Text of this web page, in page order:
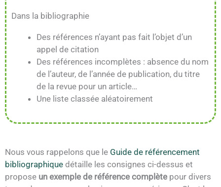
Dans la bibliographie
Des références n’ayant pas fait l’objet d’un
appel de citation
Des références incomplètes : absence du nom
de l’auteur, de l’année de publication, du titre
de la revue pour un article…
Une liste classée aléatoirement
Nous vous rappelons que le Guide de référencement
bibliographique détaille les consignes ci-dessus et
propose un exemple de référence complète pour divers